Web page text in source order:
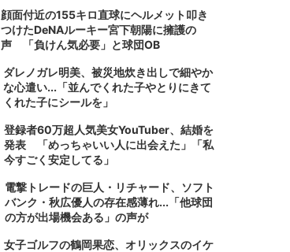
顔面付近の155キロ直球にヘルメット叩き
つけたDeNAルーキー宮下朝陽に擁護の
声 「負けん気必要」と球団OB
ダレノガレ明美、被災地炊き出しで細やか
な心遣い...「並んでくれた子やとりにきて
くれた子にシールを」
登録者60万超人気美女YouTuber、結婚を
発表 「めっちゃいい人に出会えた」「私
今すごく安定してる」
電撃トレードの巨人・リチャード、ソフト
バンク・秋広優人の存在感薄れ...「他球団
の方が出場機会ある」の声が
女子ゴルフの鶴岡果恋、オリックスのイケ